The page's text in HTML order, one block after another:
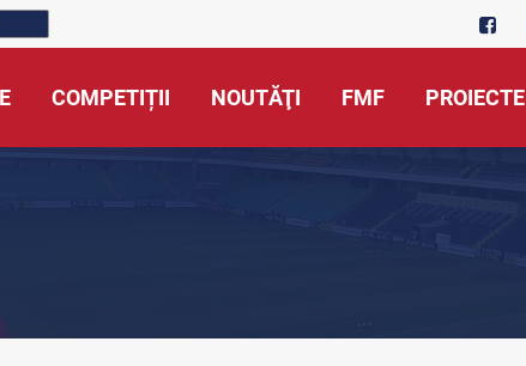
COMPETIȚII NOUTĂŢI FMF PROIECTE